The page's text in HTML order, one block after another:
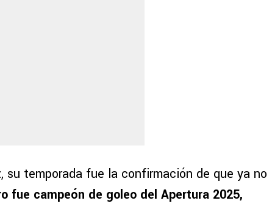
su temporada fue la confirmación de que ya no
fue campeón de goleo del Apertura 2025,